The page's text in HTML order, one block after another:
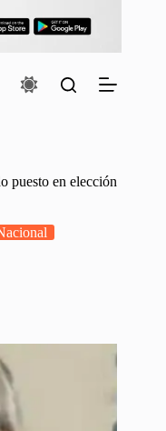
puesto en elección